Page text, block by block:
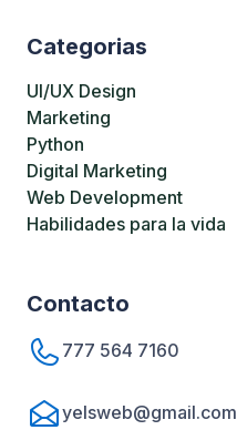
Categorias
UI/UX Design
Marketing
Python
Digital Marketing
Web Development
Habilidades para la vida
Contacto
777 564 7160
yelsweb@gmail.com